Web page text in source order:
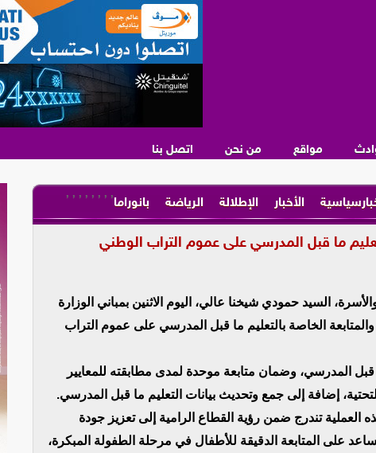
مواقع من نحن اتصل بنا
,
,
,
,
,
الأخبار
,
الإطلالة
,
الرياضة
,
بانوراما
ما قبل المدرسي على عموم التراب الوطني
السيد حمودي شيخنا عالي، اليوم الاثنين بمباني الوزارة
الخاصة بالتعليم ما قبل المدرسي على عموم التراب
المدرسي، وضمان متابعة موحدة لمدى مطابقته للمعايير
إضافة إلى جمع وتحديث بيانات التعليم ما قبل المدرسي.
تندرج ضمن رؤية القطاع الرامية إلى تعزيز جودة
على المتابعة الدقيقة للأطفال في مرحلة الطفولة المبكرة،